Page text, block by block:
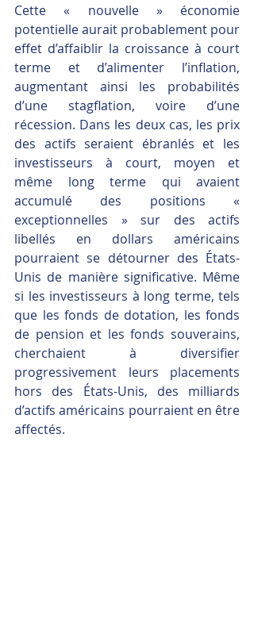
Cette « nouvelle » économie
potentielle aurait probablement pour
effet d’affaiblir la croissance à court
terme et d’alimenter l’inflation,
augmentant ainsi les probabilités
d’une stagflation, voire d’une
récession. Dans les deux cas, les prix
des actifs seraient ébranlés et les
investisseurs à court, moyen et
même long terme qui avaient
accumulé des positions «
exceptionnelles » sur des actifs
libellés en dollars américains
pourraient se détourner des États-
Unis de manière significative. Même
si les investisseurs à long terme, tels
que les fonds de dotation, les fonds
de pension et les fonds souverains,
cherchaient à diversifier
progressivement leurs placements
hors des États-Unis, des milliards
d’actifs américains pourraient en être
affectés.